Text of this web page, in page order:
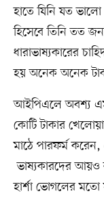
হাতে যিনি যত
হিসেবে তিনি তত
ধারাভাষ্যকারের
হয় অনেক অনেক
আইপিএলে অবশ্য
কোটি টাকার
মাঠে পারফর্ম করেন,
ভাষ্যকারদের আয়ও
হার্শা ভোগলের মতো